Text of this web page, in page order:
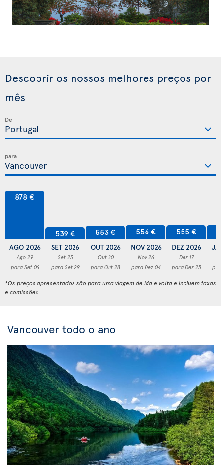
Descobrir os nossos melhores preços por
mês
De
para
878 €
AGO 2026
Ago 29
para Set 06
539 €
SET 2026
Set 23
para Set 29
553 €
OUT 2026
Out 20
para Out 28
556 €
NOV 2026
Nov 26
para Dez 04
555 €
DEZ 2026
Dez 17
para Dez 25
*Os preços apresentados são para uma viagem de ida e volta e incluem taxas
e comissões
Vancouver todo o ano